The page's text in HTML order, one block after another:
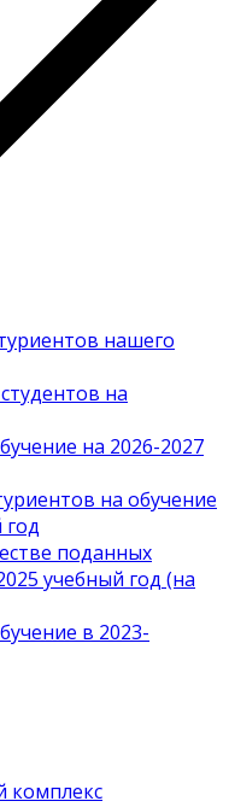
нашего
на
на 2026-2027
на обучение
год
поданных
учебный год (на
в 2023-
комплекс